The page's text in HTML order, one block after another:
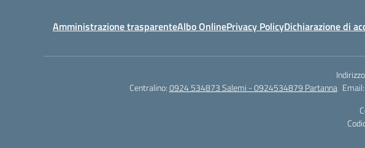
Amministrazione trasparenteAlbo OnlinePrivacy PolicyDichiarazione di
Centralino:0924 534873 Salemi - 0924534879 Partanna Email: